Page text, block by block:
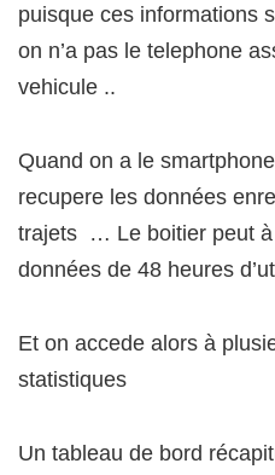
puisque ces informations
on n’a pas le telephone
vehicule ..
Quand on a le
recupere les données
trajets … Le boitier peut à
données de 48 heures
Et on accede alors à
statistiques
Un tableau de bord